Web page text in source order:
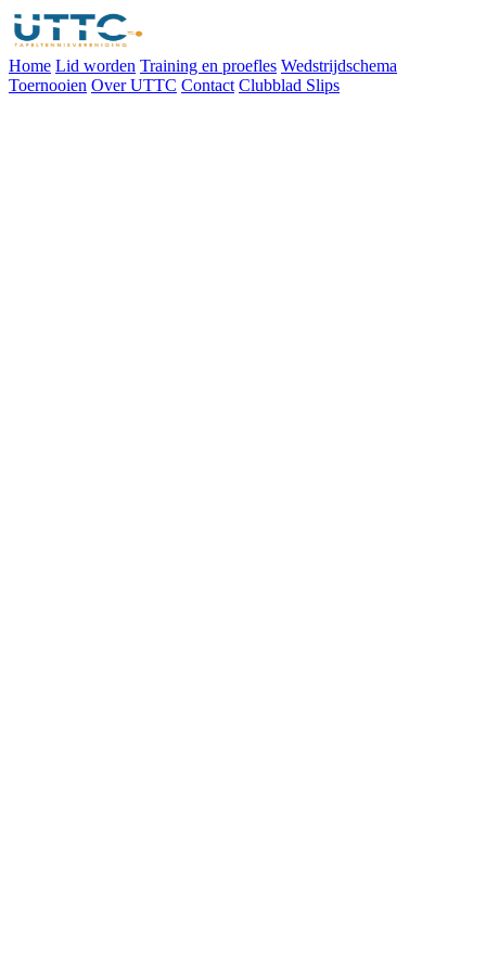
Home Lid worden Training en proefles Wedstrijdschema
Toernooien Over UTTC Contact Clubblad Slips